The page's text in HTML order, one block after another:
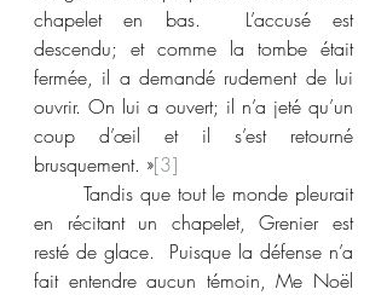
chapelet en bas.  L’accusé est
descendu; et comme la tombe était
fermée, il a demandé rudement de lui
ouvrir. On lui a ouvert; il n’a jeté qu’un
coup d’œil et il s’est retourné
brusquement. »[3]
en récitant un chapelet, Grenier est
resté de glace.  Puisque la défense n’a
fait entendre aucun témoin, Me Noël